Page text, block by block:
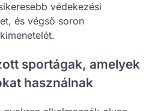
védekezési
és végső soron
sportágak, amelyek
használnak